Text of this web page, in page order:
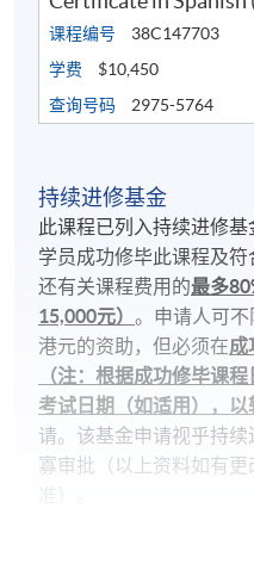
课程编号
38C147703
学费
$10,450
查询号码
2975-5764
持续进修基金
此课程已列入持续进修
学员成功修毕此课程及
还有关课程费用的最多
15,000元）。申请人可
港元的资助，但必须在成
（注：根据成功修毕课
考试日期（如适用），
请。该基金申请视乎持
寡审批（以上资料如有更